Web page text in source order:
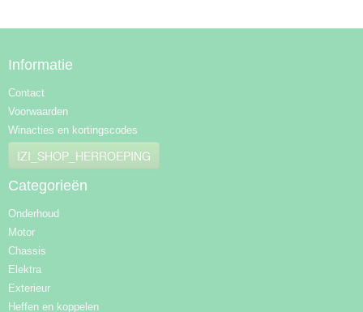
Informatie
Contact
Voorwaarden
Winacties en kortingscodes
IZI_SHOP_HERROEPING
Categorieën
Onderhoud
Motor
Chassis
Elektra
Exterieur
Heffen en koppelen